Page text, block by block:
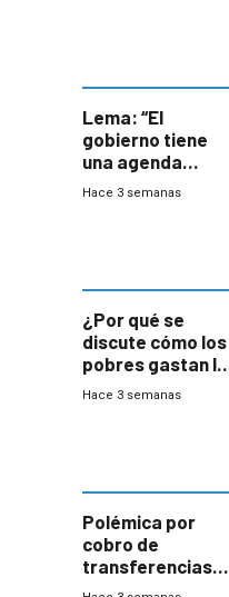
Lema: “El
gobierno tiene
una agenda
destructiva”
Hace 3 semanas
¿Por qué se
discute cómo los
pobres gastan la
plata?
Hace 3 semanas
Polémica por
cobro de
transferencias
del Mides en